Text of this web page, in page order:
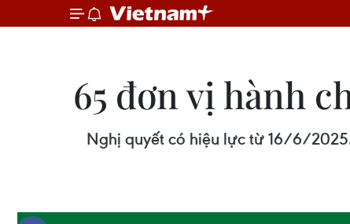
65 đơn vị hành
Nghị quyết có hiệu lực từ 16/6/